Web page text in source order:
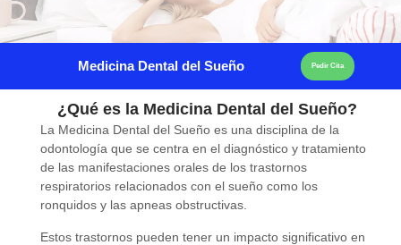
Medicina Dental del Sueño Pedir Cita
¿Qué es la Medicina Dental del Sueño?
La Medicina Dental del Sueño es una disciplina de la
odontología que se centra en el diagnóstico y tratamiento
de las manifestaciones orales de los trastornos
respiratorios relacionados con el sueño como los
ronquidos y las apneas obstructivas.
Estos trastornos pueden tener un impacto significativo en